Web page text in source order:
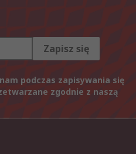
Zapisz się
podczas zapisywania się
zgodnie z naszą